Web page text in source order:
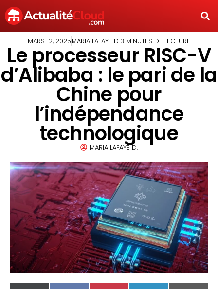
MARS 12, 2025MARIA LAFAYE D.3 MINUTES DE LECTURE
Le processeur RISC-V
d’Alibaba : le pari de la
Chine pour
l’indépendance
technologique
MARIA LAFAYE D.